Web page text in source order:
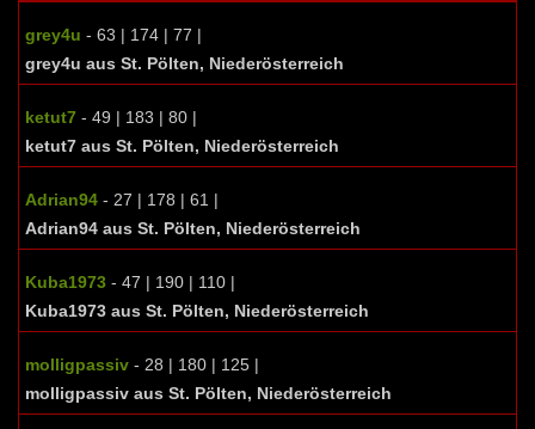
grey4u - 63 | 174 | 77 |
grey4u aus St. Pölten, Niederösterreich
ketut7 - 49 | 183 | 80 |
ketut7 aus St. Pölten, Niederösterreich
Adrian94 - 27 | 178 | 61 |
Adrian94 aus St. Pölten, Niederösterreich
Kuba1973 - 47 | 190 | 110 |
Kuba1973 aus St. Pölten, Niederösterreich
molligpassiv - 28 | 180 | 125 |
molligpassiv aus St. Pölten, Niederösterreich